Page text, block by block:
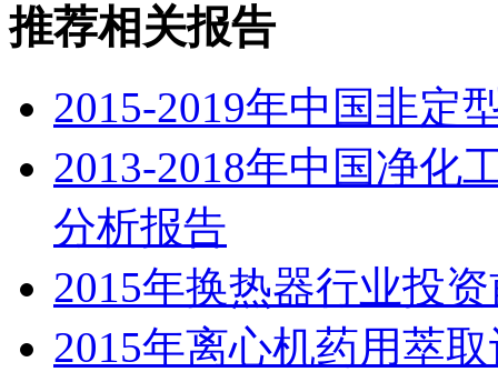
推荐相关报告
2015-2019年中国非定
2013-2018年中国净化
分析报告
2015年换热器行业投
2015年离心机药用萃